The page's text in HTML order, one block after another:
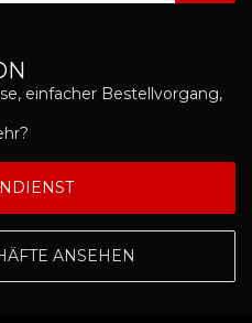
einfacher Bestellvorgang,
ANSEHEN